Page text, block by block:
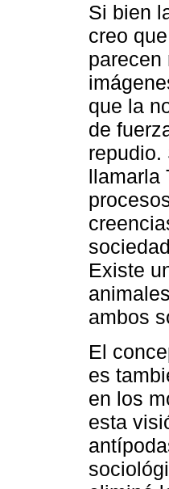
Si bien
creo
parecen
que la
de
repudio.
llamarla
Existe
ambos
El
es
en los
esta